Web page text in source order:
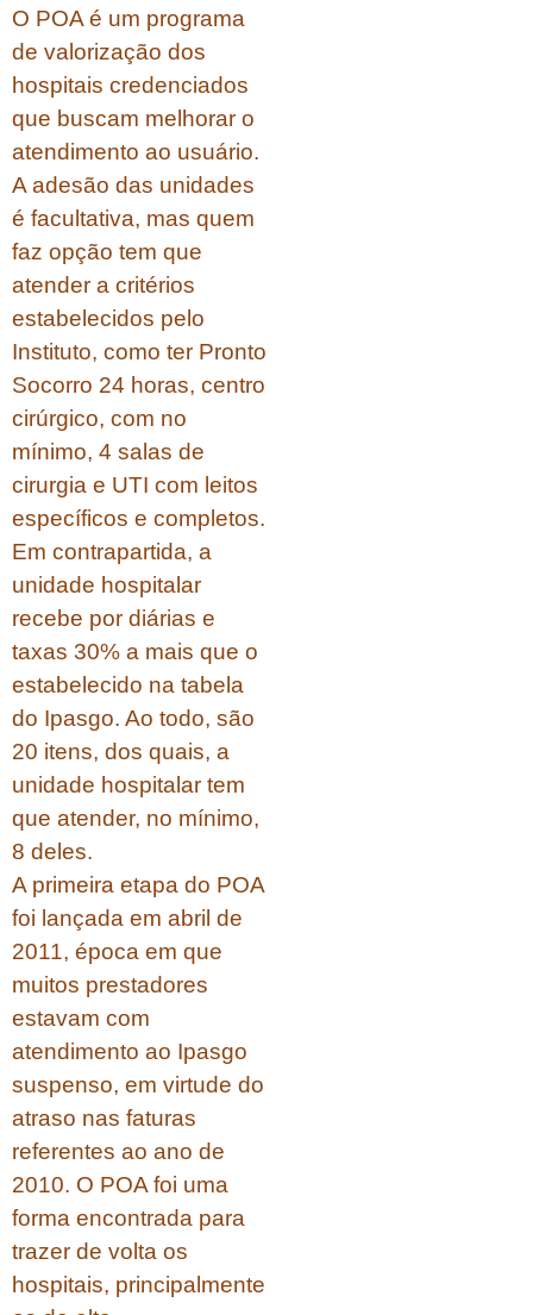
O POA é um programa
de valorização dos
hospitais credenciados
que buscam melhorar o
atendimento ao usuário.
A adesão das unidades
é facultativa, mas quem
faz opção tem que
atender a critérios
estabelecidos pelo
Instituto, como ter Pronto
Socorro 24 horas, centro
cirúrgico, com no
mínimo, 4 salas de
cirurgia e UTI com leitos
específicos e completos.
Em contrapartida, a
unidade hospitalar
recebe por diárias e
taxas 30% a mais que o
estabelecido na tabela
do Ipasgo. Ao todo, são
20 itens, dos quais, a
unidade hospitalar tem
que atender, no mínimo,
8 deles.
A primeira etapa do POA
foi lançada em abril de
2011, época em que
muitos prestadores
estavam com
atendimento ao Ipasgo
suspenso, em virtude do
atraso nas faturas
referentes ao ano de
2010. O POA foi uma
forma encontrada para
trazer de volta os
hospitais, principalmente